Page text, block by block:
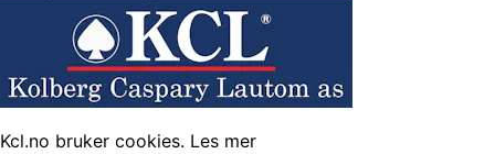
Kcl.no bruker cookies. Les mer